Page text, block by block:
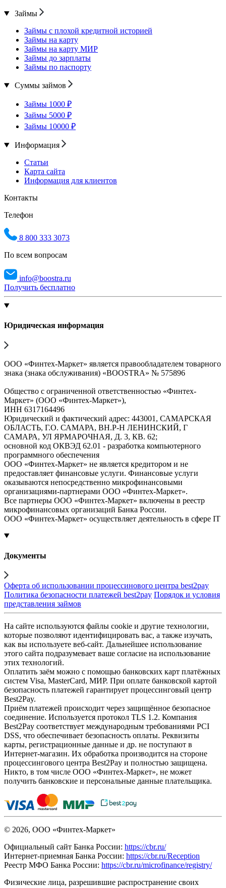
Займы
Займы с плохой кредитной историей
Займы на карту
Займы на карту МИР
Займы до зарплаты
Займы по паспорту
Суммы займов
Займы 1000 ₽
Займы 5000 ₽
Займы 10000 ₽
Информация
Статьи
Карта сайта
Информация для клиентов
Контакты
Телефон
8 800 333 3073
По всем вопросам
info@boostra.ru
Получить бесплатно
Юридическая информация
ООО «Финтех-Маркет» является правообладателем товарного
знака (знака обслуживания) «BOOSTRA» № 575896
Общество с ограниченной ответственностью «Финтех-
Маркет» (ООО «Финтех-Маркет»),
ИНН 6317164496
Юридический и фактический адрес: 443001, САМАРСКАЯ
ОБЛАСТЬ, Г.О. САМАРА, ВН.Р-Н ЛЕНИНСКИЙ, Г
САМАРА, УЛ ЯРМАРОЧНАЯ, Д. 3, КВ. 62;
основной код ОКВЭД 62.01 - разработка компьютерного
программного обеспечения
ООО «Финтех-Маркет» не является кредитором и не
предоставляет финансовые услуги. Финансовые услуги
оказываются непосредственно микрофинансовыми
организациями-партнерами ООО «Финтех-Маркет».
Все партнеры ООО «Финтех-Маркет» включены в реестр
микрофинансовых организаций Банка России.
ООО «Финтех-Маркет» осуществляет деятельность в сфере IT
Документы
Оферта об использовании процессинового центра best2pay
Политика безопасности платежей best2pay Порядок и условия
представления займов
На сайте используются файлы cookie и другие технологии,
которые позволяют идентифицировать вас, а также изучать,
как вы используете веб-сайт. Дальнейшее использование
этого сайта подразумевает ваше согласие на использование
этих технологий.
Оплатить заём можно с помощью банковских карт платёжных
систем Visa, MasterCard, МИР. При оплате банковской картой
безопасность платежей гарантирует процессинговый центр
Best2Pay.
Приём платежей происходит через защищённое безопасное
соединение. Используется протокол TLS 1.2. Компания
Best2Pay соответствует международным требованиями PCI
DSS, что обеспечивает безопасность оплаты. Реквизиты
карты, регистрационные данные и др. не поступают в
Интернет-магазин. Их обработка производится на стороне
процессингового центра Best2Pay и полностью защищена.
Никто, в том числе ООО «Финтех-Маркет», не может
получить банковские и персональные данные плательщика.
© 2026, ООО «Финтех-Маркет»
Официальный сайт Банка России: https://cbr.ru/
Интернет-приемная Банка России: https://cbr.ru/Reception
Реестр МФО Банка России: https://cbr.ru/microfinance/registry/
Физические лица, разрешившие распространение своих